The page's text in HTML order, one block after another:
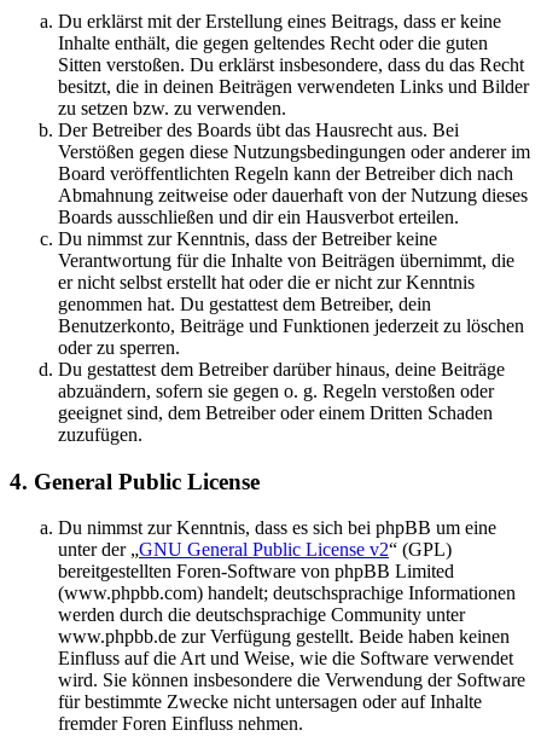
Du erklärst mit der Erstellung eines Beitrags, dass er keine
Inhalte enthält, die gegen geltendes Recht oder die guten
Sitten verstoßen. Du erklärst insbesondere, dass du das Recht
besitzt, die in deinen Beiträgen verwendeten Links und Bilder
zu setzen bzw. zu verwenden.
Der Betreiber des Boards übt das Hausrecht aus. Bei
Verstößen gegen diese Nutzungsbedingungen oder anderer im
Board veröffentlichten Regeln kann der Betreiber dich nach
Abmahnung zeitweise oder dauerhaft von der Nutzung dieses
Boards ausschließen und dir ein Hausverbot erteilen.
Du nimmst zur Kenntnis, dass der Betreiber keine
Verantwortung für die Inhalte von Beiträgen übernimmt, die
er nicht selbst erstellt hat oder die er nicht zur Kenntnis
genommen hat. Du gestattest dem Betreiber, dein
Benutzerkonto, Beiträge und Funktionen jederzeit zu löschen
oder zu sperren.
Du gestattest dem Betreiber darüber hinaus, deine Beiträge
abzuändern, sofern sie gegen o. g. Regeln verstoßen oder
geeignet sind, dem Betreiber oder einem Dritten Schaden
zuzufügen.
4. General Public License
Du nimmst zur Kenntnis, dass es sich bei phpBB um eine
unter der „GNU General Public License v2“ (GPL)
bereitgestellten Foren-Software von phpBB Limited
(www.phpbb.com) handelt; deutschsprachige Informationen
werden durch die deutschsprachige Community unter
www.phpbb.de zur Verfügung gestellt. Beide haben keinen
Einfluss auf die Art und Weise, wie die Software verwendet
wird. Sie können insbesondere die Verwendung der Software
für bestimmte Zwecke nicht untersagen oder auf Inhalte
fremder Foren Einfluss nehmen.